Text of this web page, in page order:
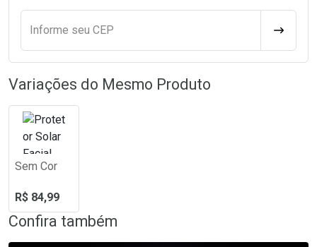
Informe seu CEP
Variações do Mesmo Produto
Sem Cor
R$ 84,99
Confira também